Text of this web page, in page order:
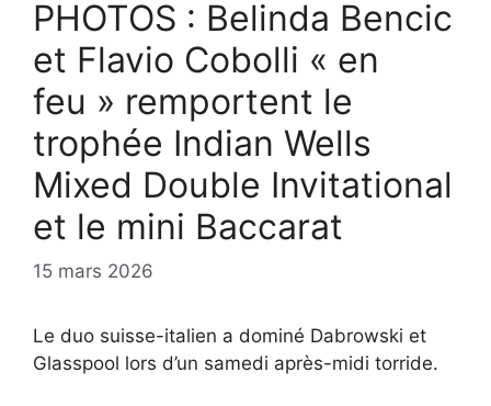
PHOTOS : Belinda Bencic
et Flavio Cobolli « en
feu » remportent le
trophée Indian Wells
Mixed Double Invitational
et le mini Baccarat
15 mars 2026
Le duo suisse-italien a dominé Dabrowski et
Glasspool lors d’un samedi après-midi torride.